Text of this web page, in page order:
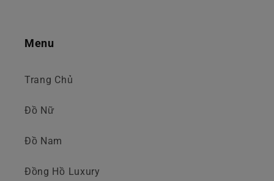
Menu
Trang Chủ
Đồ Nữ
Đồ Nam
Đồng Hồ Luxury